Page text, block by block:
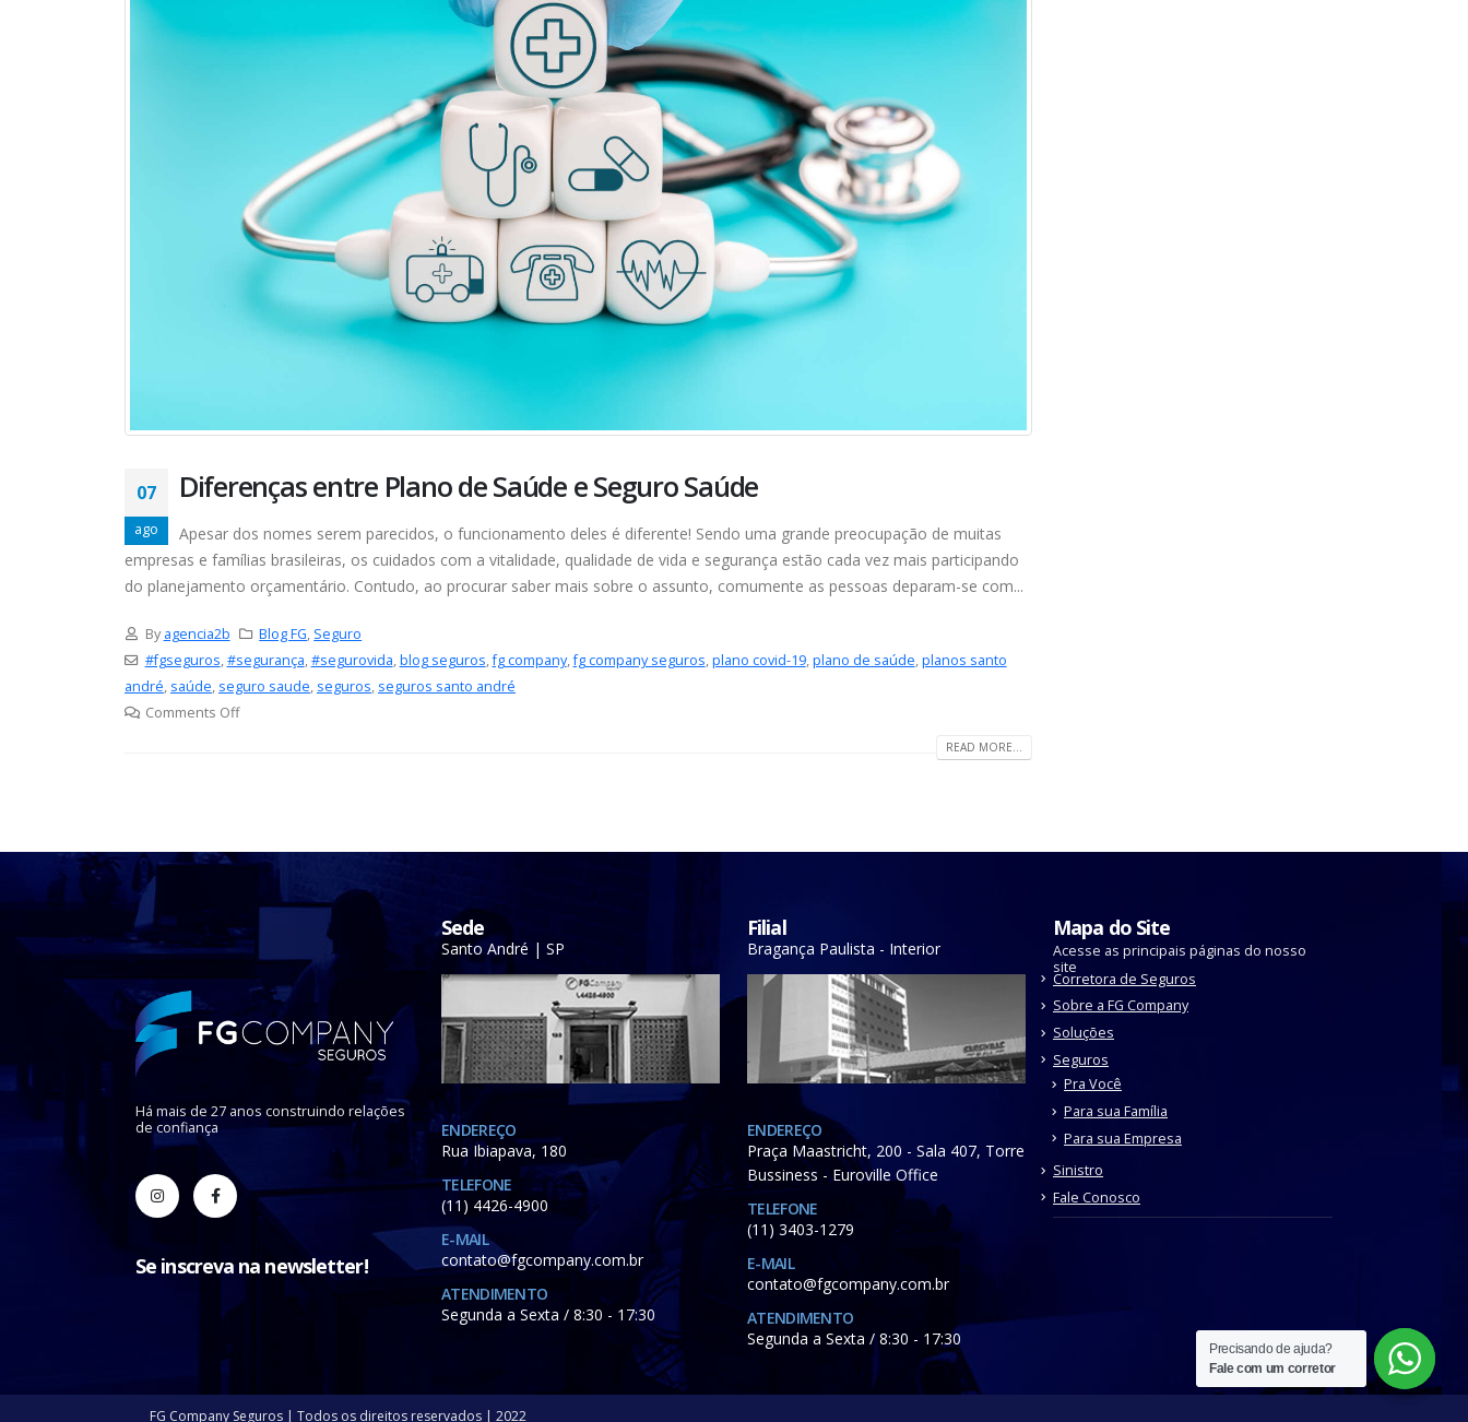
Precisando de ajuda?
Fale com um corretor
Precisando de ajuda?
Fale com um corretor
07
ago
Diferenças entre Plano de Saúde e Seguro Saúde
Apesar dos nomes serem parecidos, o funcionamento deles é diferente! Sendo uma grande preocupação de muitas
empresas e famílias brasileiras, os cuidados com a vitalidade, qualidade de vida e segurança estão cada vez mais participando
do planejamento orçamentário. Contudo, ao procurar saber mais sobre o assunto, comumente as pessoas deparam-se com...
By agencia2b Blog FG, Seguro
#fgseguros,#segurança,#segurovida,blog seguros,fg company,fg company seguros,plano covid-19,plano de saúde,planos santo
andré, saúde, seguro saude, seguros, seguros santo andré
Comments Off
READ MORE...
Há mais de 27 anos construindo relações
de confiança
Se inscreva na newsletter!
Sede
Santo André | SP
ENDEREÇO
Rua Ibiapava, 180
TELEFONE
(11) 4426-4900
E-MAIL
contato@fgcompany.com.br
ATENDIMENTO
Segunda a Sexta / 8:30 - 17:30
Filial
Bragança Paulista - Interior
ENDEREÇO
Praça Maastricht, 200 - Sala 407, Torre
Bussiness - Euroville Office
TELEFONE
(11) 3403-1279
E-MAIL
contato@fgcompany.com.br
ATENDIMENTO
Segunda a Sexta / 8:30 - 17:30
Mapa do Site
Acesse as principais páginas do nosso
site
Corretora de Seguros
Sobre a FG Company
Soluções
Seguros
Pra Você
Para sua Família
Para sua Empresa
Sinistro
Fale Conosco
FG Company Seguros | Todos os direitos reservados | 2022